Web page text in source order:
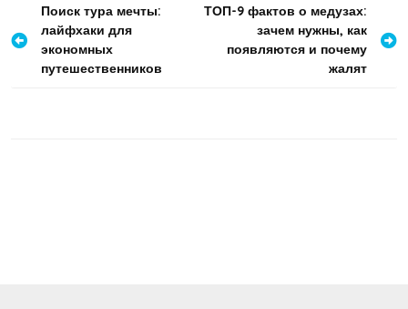
Навигация
по
записям
Поиск тура мечты:
лайфхаки для
экономных
путешественников
ТОП-9 фактов о медузах:
зачем нужны, как
появляются и почему
жалят